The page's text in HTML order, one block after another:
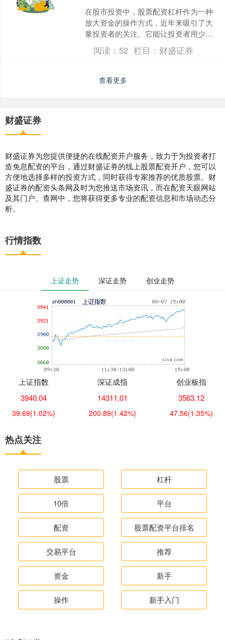
在股市投资中，股票配资杠杆作为一种
放大资金的操作方式，近年来吸引了大
量投资者的关注。它能让投资者用少量
本金撬动更大规模的资金进行交易，从
而在行情向好时获得远超本....
阅读： 52 栏目： 财盛证券
查看更多
财盛证券
财盛证券为您提供便捷的在线配资开户服务，致力于为投资者打
造免息配资的平台，通过财盛证券的线上股票配资开户，您可以
方便地选择多样的投资方式，同时获得专家推荐的优质股票。财
盛证券的配资头条网及时为您推送市场资讯，而在配资天眼网站
及其门户、查网中，您将获得更多专业的配资信息和市场动态分
析。
行情指数
上证走势 深证走势 创业走势
上证指数
3940.04
39.69(1.02%)
深证成指
14311.01
200.89(1.42%)
创业板指
3563.12
47.56(1.35%)
热点关注
股票 杠杆
10倍 平台
配资 股票配资平台排名
交易平台 推荐
资金 新手
操作 新手入门